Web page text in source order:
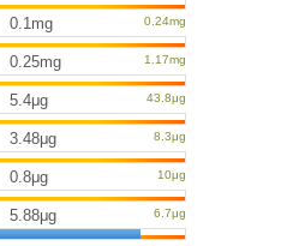
0.1mg
0.25mg
5.4μg
3.48μg
0.8μg
5.88μg